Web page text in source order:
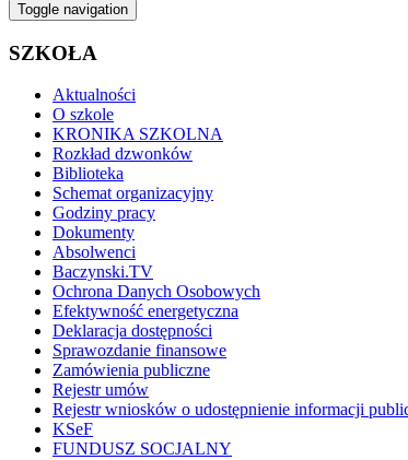
Toggle navigation
SZKOŁA
Aktualności
O szkole
KRONIKA SZKOLNA
Rozkład dzwonków
Biblioteka
Schemat organizacyjny
Godziny pracy
Dokumenty
Absolwenci
Baczynski.TV
Ochrona Danych Osobowych
Efektywność energetyczna
Deklaracja dostępności
Sprawozdanie finansowe
Zamówienia publiczne
Rejestr umów
Rejestr wniosków o udostępnienie informacji
KSeF
FUNDUSZ SOCJALNY